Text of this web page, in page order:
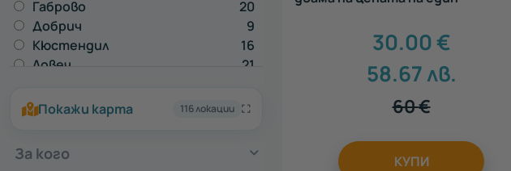
Габрово
20
Добрич
9
Кюстендил
16
Ловеч
21
Пазарджик
21
Разград
Покажи карта 116 локации
За кого
30.00€
58.67лв.
60€
КУПИ